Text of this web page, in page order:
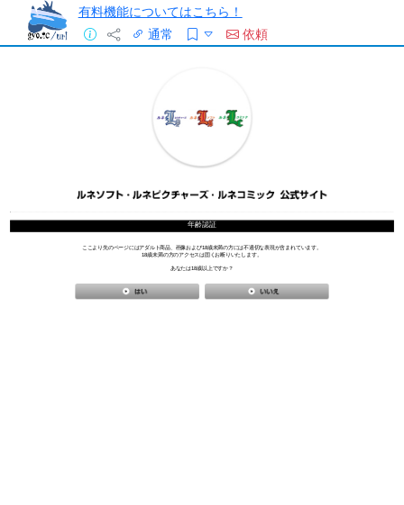
有料機能についてはこちら！
通常
依頼